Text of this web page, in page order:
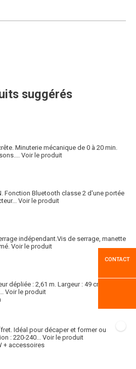
suggérés
Minuterie mécanique de 0 à 20 min.
Voir le produit
Fonction Bluetooth classe 2 d'une portée
Voir le produit
indépendant.Vis de serrage, manette
Voir le produit
dépliée : 2,61 m. Largeur : 49 cm. Légère
Voir le produit
Idéal pour décaper et former ou
: 220-240... Voir le produit
+ accessoires
CONTACT